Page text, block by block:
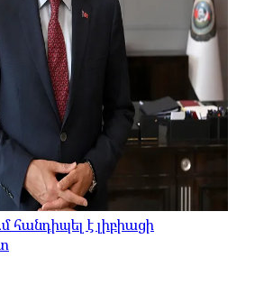
հանդիպել է լիբիացի